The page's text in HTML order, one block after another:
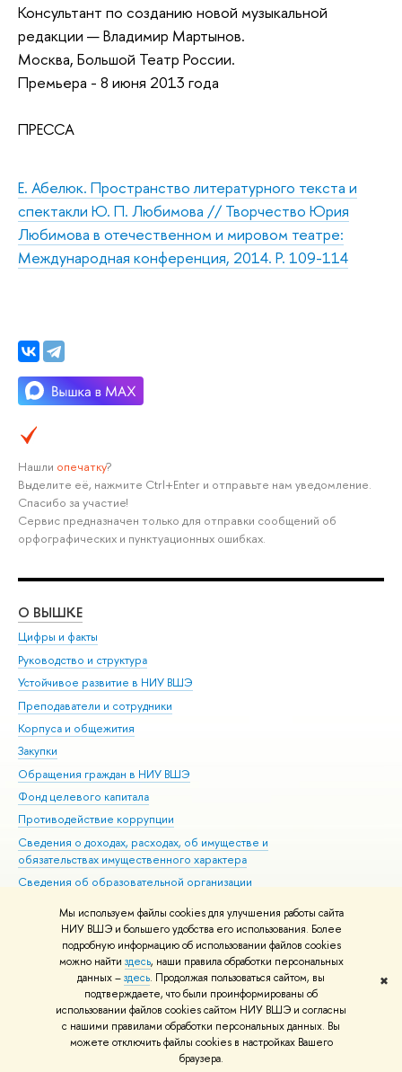
Мы используем файлы cookies для улучшения работы сайта
НИУ ВШЭ и большего удобства его использования. Более
подробную информацию об использовании файлов cookies
можно найти здесь, наши правила обработки персональных
данных –здесь. Продолжая пользоваться сайтом, вы
подтверждаете, что были проинформированы об
использовании файлов cookies сайтом НИУ ВШЭ и согласны
с нашими правилами обработки персональных данных. Вы
можете отключить файлы cookies в настройках Вашего
браузера.
✖
Консультант по созданию новой музыкальной
редакции — Владимир Мартынов.
Москва, Большой Театр России.
Премьера - 8 июня 2013 года
ПРЕССА
Е. Абелюк. Пространство литературного текста и
спектакли Ю. П. Любимова // Творчество Юрия
Любимова в отечественном и мировом театре:
Международная конференция, 2014. P. 109-114
Нашли опечатку?
Выделите её, нажмите Ctrl+Enter и отправьте нам уведомление.
Спасибо за участие!
Сервис предназначен только для отправки сообщений об
орфографических и пунктуационных ошибках.
О ВЫШКЕ
Цифры и факты
Руководство и структура
Устойчивое развитие в НИУ ВШЭ
Преподаватели и сотрудники
Корпуса и общежития
Закупки
Обращения граждан в НИУ ВШЭ
Фонд целевого капитала
Противодействие коррупции
Сведения о доходах, расходах, об имуществе и
обязательствах имущественного характера
Сведения об образовательной организации
Людям с ограниченными возможностями здоровья
Единая платежная страница
Работа в Вышке
© НИУ ВШЭ 1993–2026 Адреса и контакты Условия использования
материалов Политика конфиденциальности Карта сайта
Шрифты HSE Sans и HSE Slab разработаны вШколе дизайна НИУ ВШЭ